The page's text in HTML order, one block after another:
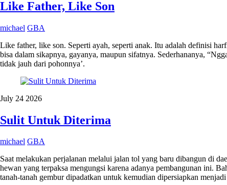
Like Father, Like Son
michael GBA
Like father, like son. Seperti ayah, seperti anak. Itu adalah definisi
bisa dalam sikapnya, gayanya, maupun sifatnya. Sederhananya,
tidak jauh dari pohonnya’.
July 24 2026
Sulit Untuk Diterima
michael GBA
Saat melakukan perjalanan melalui jalan tol yang baru dibangun di
hewan yang terpaksa mengungsi karena adanya pembangunan ini.
tanah-tanah gembur dipadatkan untuk kemudian dipersiapkan